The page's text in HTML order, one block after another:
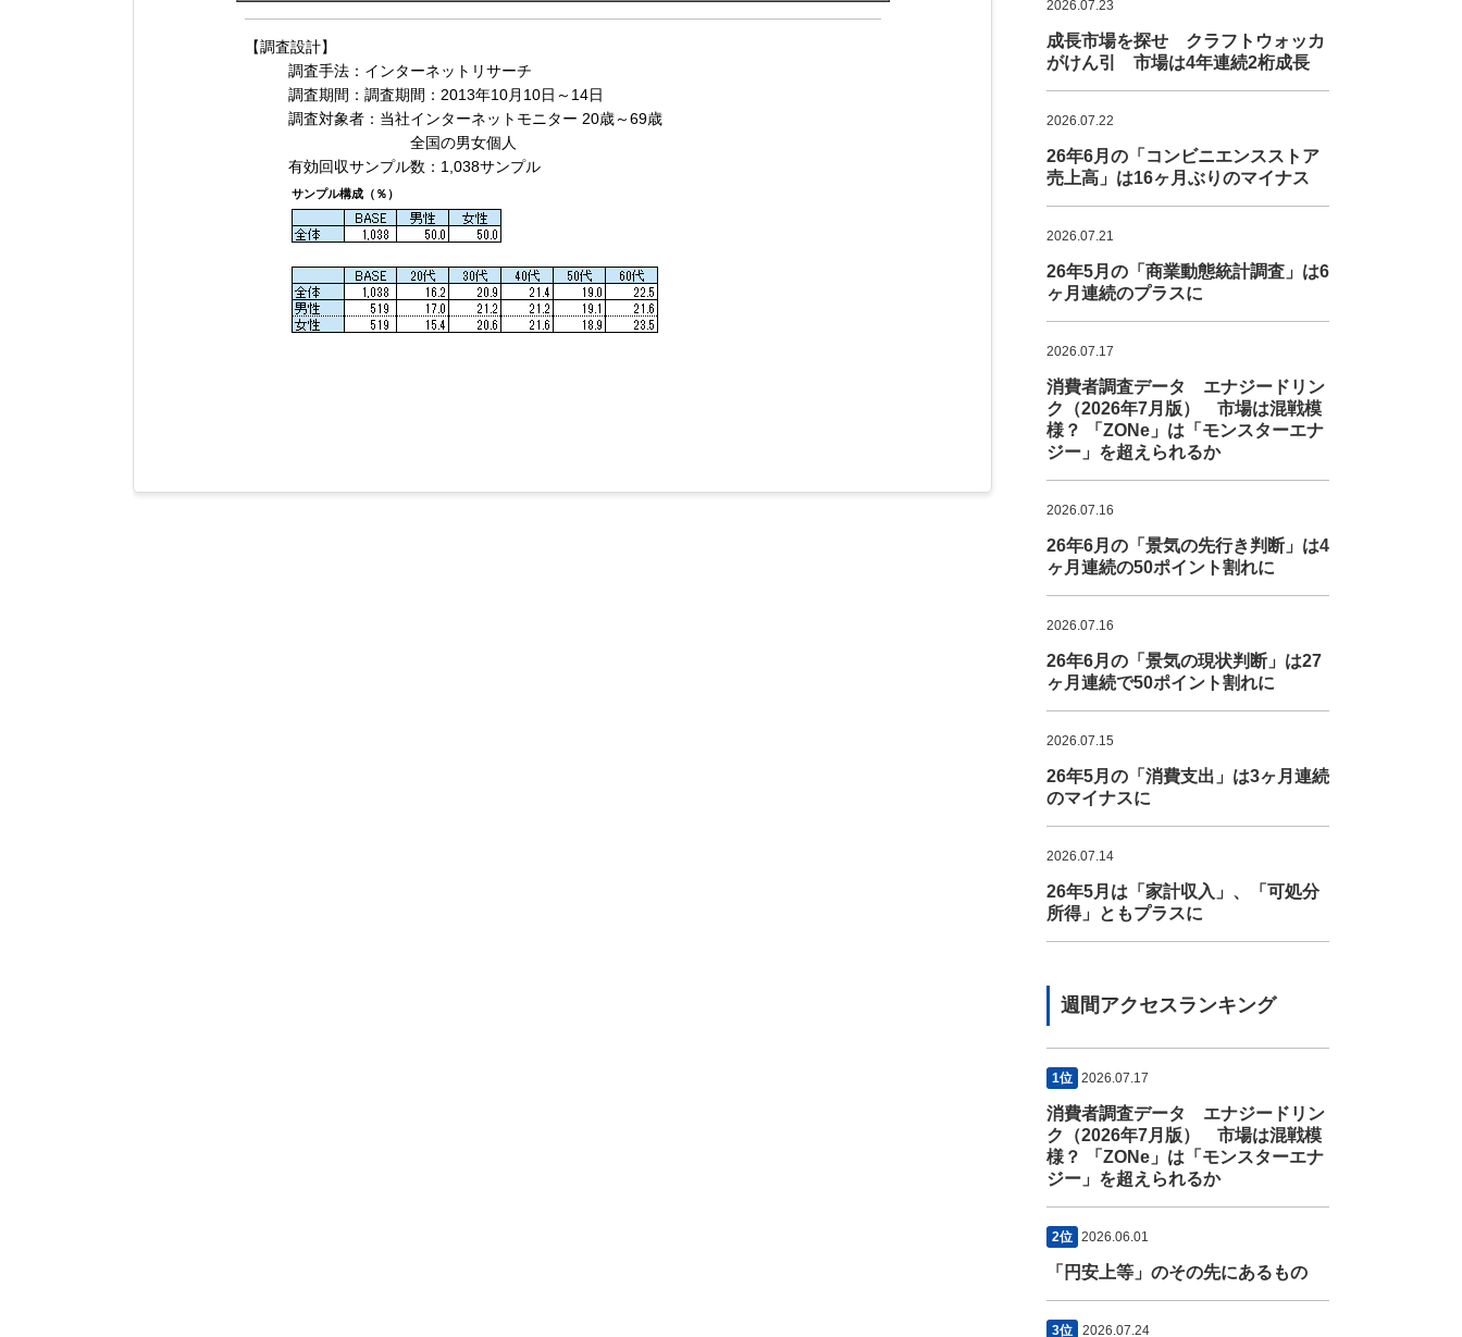
【調査設計】
調査手法：インターネットリサーチ
調査期間：調査期間：2013年10月10日～14日
調査対象者：当社インターネットモニター 20歳～69歳
全国の男女個人
有効回収サンプル数：1,038サンプル
サンプル構成（％）
2026.07.23
成長市場を探せ クラフトウォッカ
がけん引 市場は4年連続2桁成長
2026.07.22
26年6月の「コンビニエンスストア
売上高」は16ヶ月ぶりのマイナス
2026.07.21
26年5月の「商業動態統計調査」は6
ヶ月連続のプラスに
2026.07.17
消費者調査データ エナジードリン
ク（2026年7月版） 市場は混戦模
様？ 「ZONe」は「モンスターエナ
ジー」を超えられるか
2026.07.16
26年6月の「景気の先行き判断」は4
ヶ月連続の50ポイント割れに
2026.07.16
26年6月の「景気の現状判断」は27
ヶ月連続で50ポイント割れに
2026.07.15
26年5月の「消費支出」は3ヶ月連続
のマイナスに
2026.07.14
26年5月は「家計収入」、「可処分
所得」ともプラスに
週間アクセスランキング
1位 2026.07.17
消費者調査データ エナジードリン
ク（2026年7月版） 市場は混戦模
様？ 「ZONe」は「モンスターエナ
ジー」を超えられるか
2位 2026.06.01
「円安上等」のその先にあるもの
3位 2026.07.24